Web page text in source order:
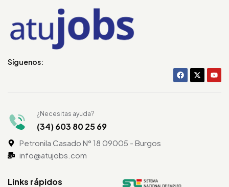
Síguenos:
¿Necesitas ayuda?
(34) 603 80 25 69
Petronila Casado N° 18 09005 - Burgos
info@atujobs.com
Links rápidos